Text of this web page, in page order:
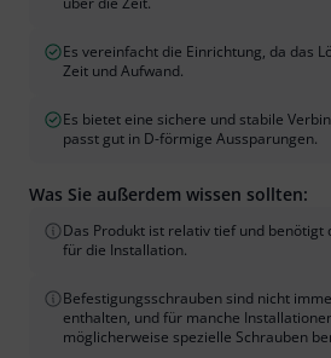
Es vereinfacht die Einrichtung, da das
Zeit und Aufwand.
Es bietet eine sichere und stabile
passt gut in D-förmige Aussparungen.
Was Sie außerdem wissen sollten:
Das Produkt ist relativ tief und benötigt
für die Installation.
Befestigungsschrauben sind nicht
enthalten, und für manche
möglicherweise spezielle Schrauben